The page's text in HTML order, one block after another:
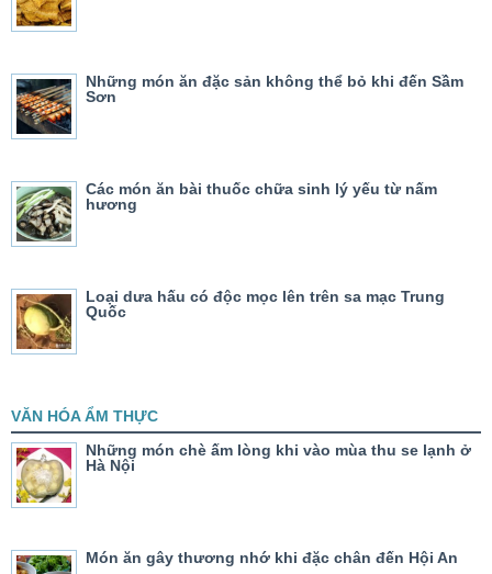
Những món ăn đặc sản không thể bỏ khi đến Sầm
Sơn
Các món ăn bài thuốc chữa sinh lý yếu từ nấm
hương
Loại dưa hấu có độc mọc lên trên sa mạc Trung
Quốc
VĂN HÓA ẨM THỰC
Những món chè ấm lòng khi vào mùa thu se lạnh ở
Hà Nội
Món ăn gây thương nhớ khi đặc chân đến Hội An